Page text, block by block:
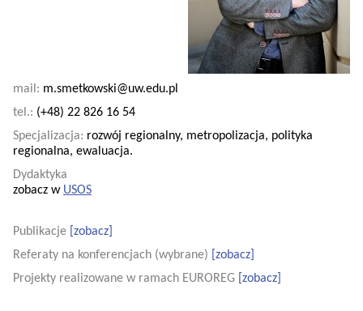
mail: m.smetkowski@uw.edu.pl
tel.: (+48) 22 826 16 54
Specjalizacja: rozwój regionalny, metropolizacja, polityka
regionalna, ewaluacja.
Dydaktyka
zobacz w USOS
Publikacje [zobacz]
Referaty na konferencjach (wybrane)
[zobacz]
Projekty realizowane w ramach EUROREG [zobacz]